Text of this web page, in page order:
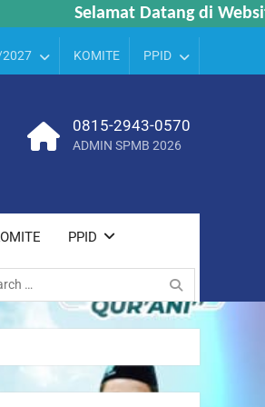
2027 KOMITE PPID
0815-2943-0570
ADMIN SPMB 2026
PPID
Selamat Datang di Website
Selamat Datang di Website